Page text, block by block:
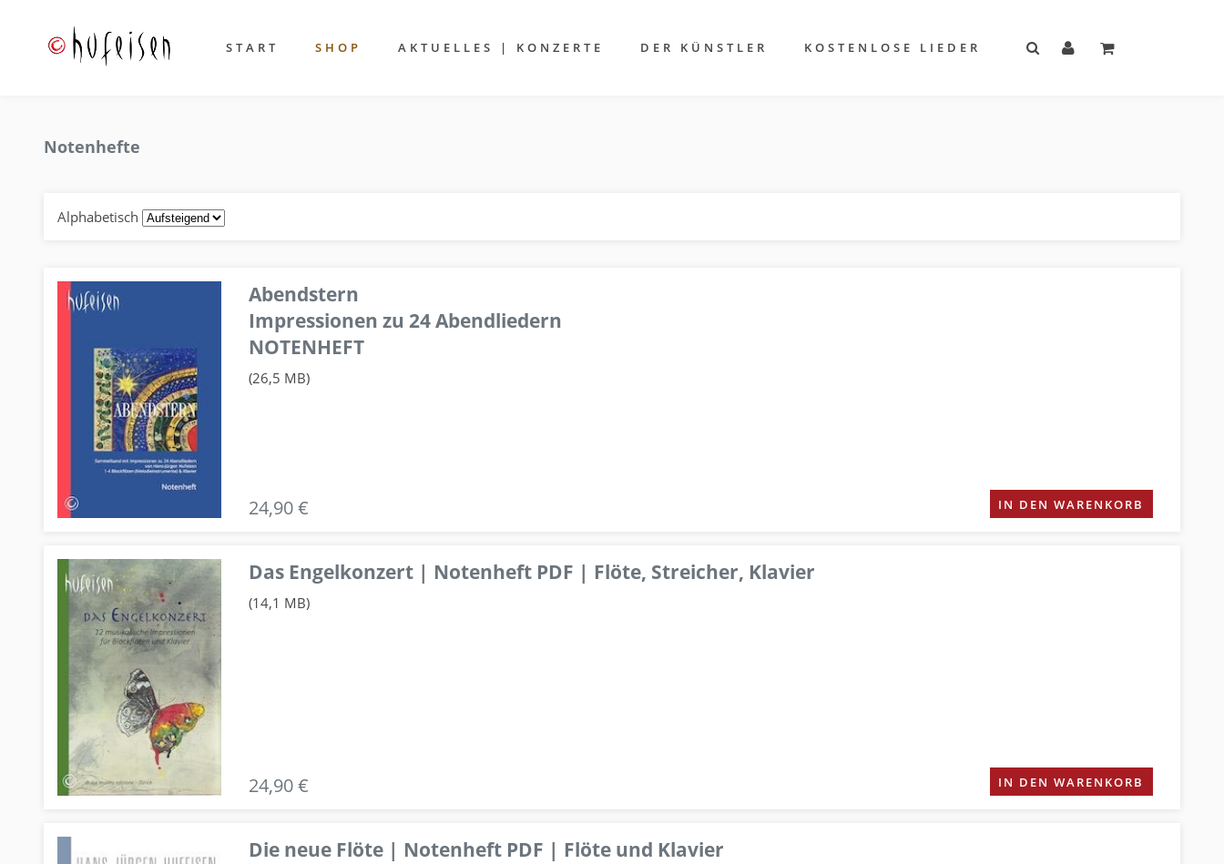
START SHOP AKTUELLES | KONZERTE DER KÜNSTLER KOSTENLOSE LIEDER
Notenhefte
Alphabetisch
Abendstern
Impressionen zu 24 Abendliedern
NOTENHEFT
(26,5 MB)
24,90 € IN DEN WARENKORB
Das Engelkonzert | Notenheft PDF | Flöte, Streicher, Klavier
(14,1 MB)
24,90 € IN DEN WARENKORB
Die neue Flöte | Notenheft PDF | Flöte und Klavier